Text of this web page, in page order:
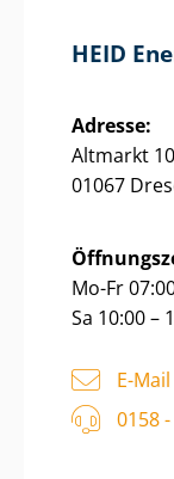
HEID
Adresse:
Altmarkt
01067
Mo-Fr
Sa 10:00 –
E-
0158